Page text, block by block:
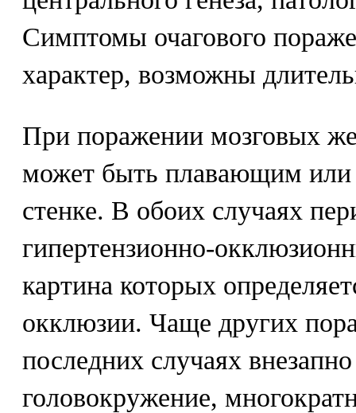
Симптомы очагового
характер, возможны
При поражении мозговых
может быть плавающим
стенке. В обоих случаях
гипертензионно-
картина которых
окклюзии. Чаще других
последних случаях
головокружение,